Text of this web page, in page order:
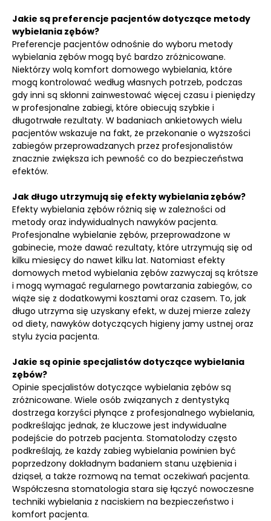
Jakie są preferencje pacjentów dotyczące metody
wybielania zębów?
Preferencje pacjentów odnośnie do wyboru metody
wybielania zębów mogą być bardzo zróżnicowane.
Niektórzy wolą komfort domowego wybielania, które
mogą kontrolować według własnych potrzeb, podczas
gdy inni są skłonni zainwestować więcej czasu i pieniędzy
w profesjonalne zabiegi, które obiecują szybkie i
długotrwałe rezultaty. W badaniach ankietowych wielu
pacjentów wskazuje na fakt, że przekonanie o wyższości
zabiegów przeprowadzanych przez profesjonalistów
znacznie zwiększa ich pewność co do bezpieczeństwa
efektów.
Jak długo utrzymują się efekty wybielania zębów?
Efekty wybielania zębów różnią się w zależności od
metody oraz indywidualnych nawyków pacjenta.
Profesjonalne wybielanie zębów, przeprowadzone w
gabinecie, może dawać rezultaty, które utrzymują się od
kilku miesięcy do nawet kilku lat. Natomiast efekty
domowych metod wybielania zębów zazwyczaj są krótsze
i mogą wymagać regularnego powtarzania zabiegów, co
wiąże się z dodatkowymi kosztami oraz czasem. To, jak
długo utrzyma się uzyskany efekt, w dużej mierze zależy
od diety, nawyków dotyczących higieny jamy ustnej oraz
stylu życia pacjenta.
Jakie są opinie specjalistów dotyczące wybielania
zębów?
Opinie specjalistów dotyczące wybielania zębów są
zróżnicowane. Wiele osób związanych z dentystyką
dostrzega korzyści płynące z profesjonalnego wybielania,
podkreślając jednak, że kluczowe jest indywidualne
podejście do potrzeb pacjenta. Stomatolodzy często
podkreślają, że każdy zabieg wybielania powinien być
poprzedzony dokładnym badaniem stanu uzębienia i
dziąseł, a także rozmową na temat oczekiwań pacjenta.
Współczesna stomatologia stara się łączyć nowoczesne
techniki wybielania z naciskiem na bezpieczeństwo i
komfort pacjenta.